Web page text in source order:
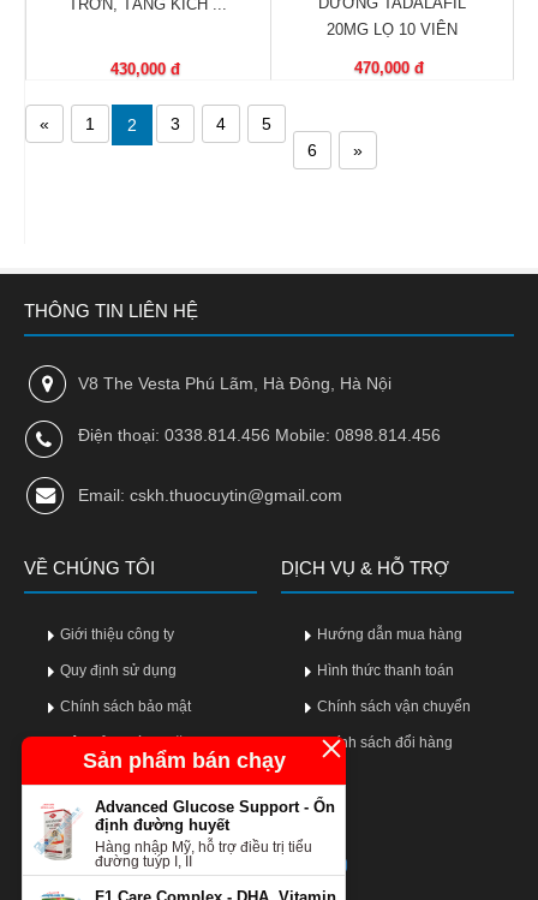
TRƠN, TĂNG KÍCH ...
430,000 đ
20MG LỌ 10 VIÊN
470,000 đ
« 1 2 3 4
5
6
»
Sản phẩm bán chạy
Advanced Glucose Support - Ổn
định đường huyết
Hàng nhập Mỹ, hỗ trợ điều trị tiểu
đường tuýp I, II
THÔNG TIN LIÊN HỆ
V8 The Vesta Phú Lãm, Hà Đông, Hà Nội
Điện thoại: 0338.814.456 Mobile: 0898.814.456
Email: cskh.thuocuytin@gmail.com
VỀ CHÚNG TÔI
Giới thiệu công ty
Quy định sử dụng
Chính sách bảo mật
DỊCH VỤ & HỖ TRỢ
Hướng dẫn mua hàng
Hình thức thanh toán
Chính sách vận chuyển
Chính sách đổi hàng
LIÊN KẾT MẠNG XÃ HỘI